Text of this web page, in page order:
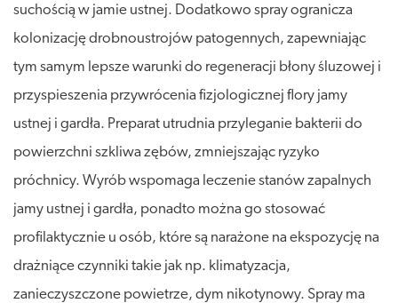
suchością w jamie ustnej. Dodatkowo spray ogranicza
kolonizację drobnoustrojów patogennych, zapewniając
tym samym lepsze warunki do regeneracji błony śluzowej i
przyspieszenia przywrócenia fizjologicznej flory jamy
ustnej i gardła. Preparat utrudnia przyleganie bakterii do
powierzchni szkliwa zębów, zmniejszając ryzyko
próchnicy. Wyrób wspomaga leczenie stanów zapalnych
jamy ustnej i gardła, ponadto można go stosować
profilaktycznie u osób, które są narażone na ekspozycję na
drażniące czynniki takie jak np. klimatyzacja,
zanieczyszczone powietrze, dym nikotynowy. Spray ma